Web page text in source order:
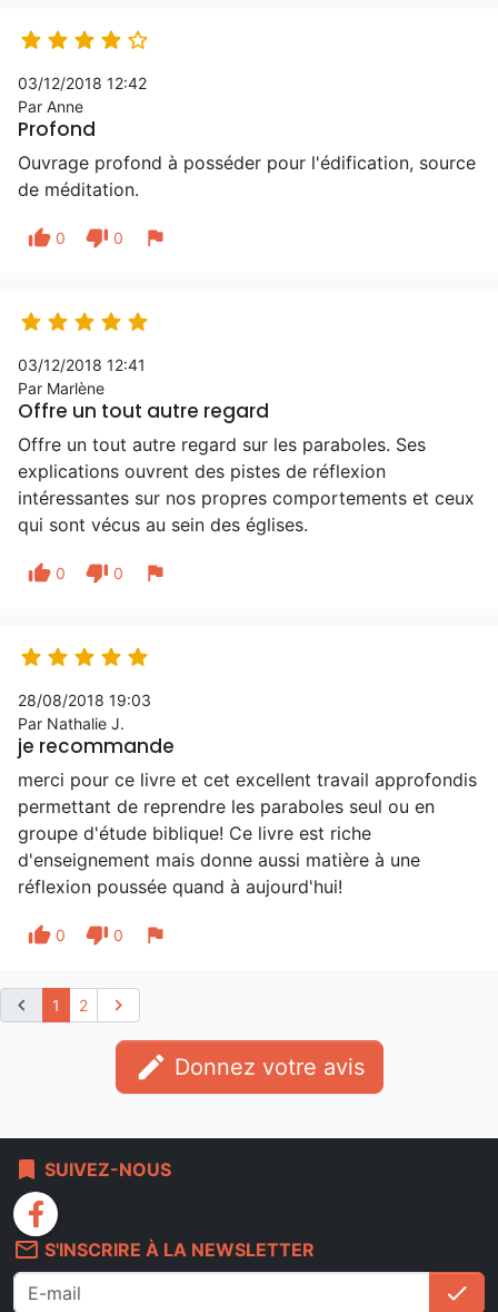
    
03/12/2018 12:42
Par Anne
Profond
Ouvrage profond à posséder pour l'édification, source
de méditation.
thumb_up 0 thumb_down 0 flag
    
03/12/2018 12:41
Par Marlène
Offre un tout autre regard
Offre un tout autre regard sur les paraboles. Ses
explications ouvrent des pistes de réflexion
intéressantes sur nos propres comportements et ceux
qui sont vécus au sein des églises.
thumb_up 0 thumb_down 0 flag
    
28/08/2018 19:03
Par Nathalie J.
je recommande
merci pour ce livre et cet excellent travail approfondis
permettant de reprendre les paraboles seul ou en
groupe d'étude biblique! Ce livre est riche
d'enseignement mais donne aussi matière à une
réflexion poussée quand à aujourd'hui!
thumb_up 0 thumb_down 0 flag
chevron_left 1 2 chevron_right
edit Donnez votre avis
bookmark SUIVEZ-NOUS
facebook
mail_outline S'INSCRIRE À LA NEWSLETTER
check